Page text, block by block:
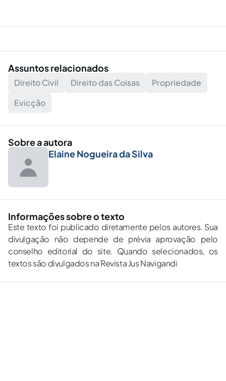
Assuntos relacionados
Direito Civil Direito das Coisas
Propriedade
Evicção
Sobre a autora
Elaine Nogueira da Silva
Informações sobre o texto
Este texto foi publicado diretamente pelos autores. Sua
divulgação não depende de prévia aprovação pelo
conselho editorial do site. Quando selecionados, os
textos são divulgados na Revista Jus Navigandi